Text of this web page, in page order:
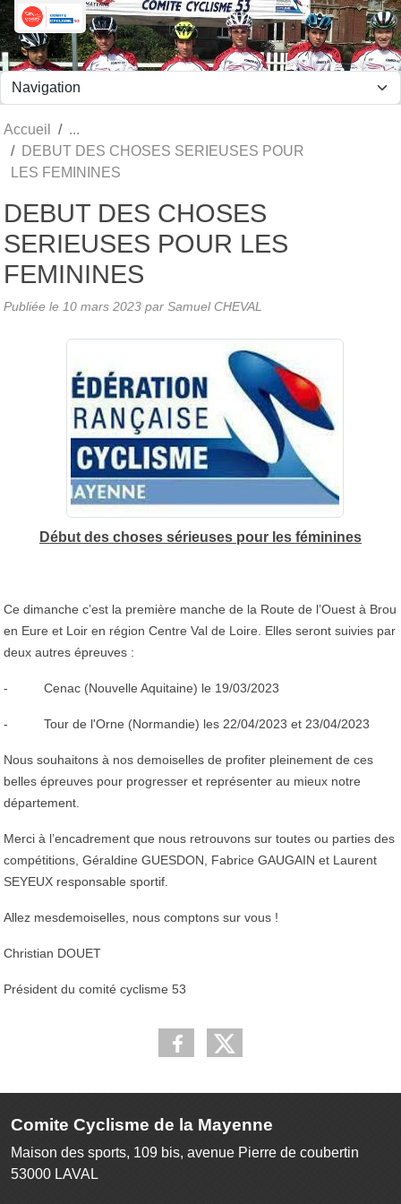
Accueil
DEBUT DES CHOSES SERIEUSES POUR
LES FEMININES
DEBUT DES CHOSES
SERIEUSES POUR LES
FEMININES
Publiée le 10 mars 2023 par Samuel CHEVAL
Début des choses sérieuses pour les féminines
Ce dimanche c’est la première manche de la Route de l’Ouest à Brou
en Eure et Loir en région Centre Val de Loire. Elles seront suivies par
deux autres épreuves :
- Cenac (Nouvelle Aquitaine) le 19/03/2023
- Tour de l'Orne (Normandie) les 22/04/2023 et 23/04/2023
Nous souhaitons à nos demoiselles de profiter pleinement de ces
belles épreuves pour progresser et représenter au mieux notre
département.
Merci à l’encadrement que nous retrouvons sur toutes ou parties des
compétitions, Géraldine GUESDON, Fabrice GAUGAIN et Laurent
SEYEUX responsable sportif.
Allez mesdemoiselles, nous comptons sur vous !
Christian DOUET
Président du comité cyclisme 53
Comite Cyclisme de la Mayenne
Maison des sports, 109 bis, avenue Pierre de coubertin
53000 LAVAL
Panneau de gestion des cookies